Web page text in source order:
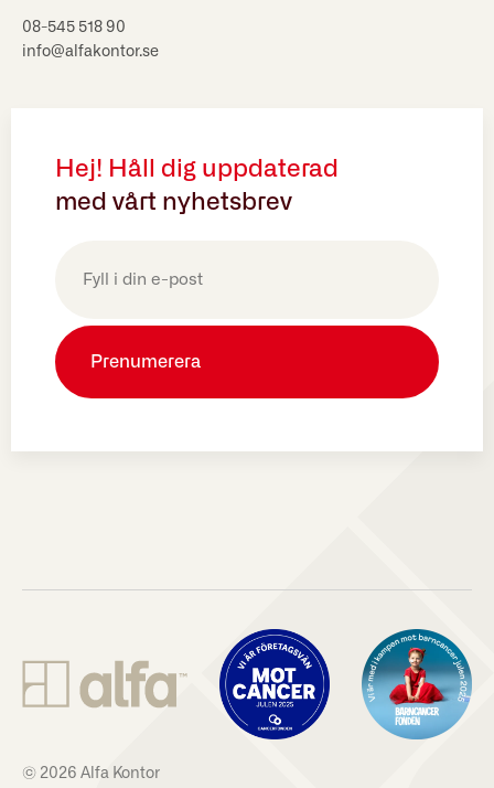
08-545 518 90
info@alfakontor.se
Hej! Håll dig uppdaterad
med vårt nyhetsbrev
(Obligatoriskt)
© 2026 Alfa Kontor